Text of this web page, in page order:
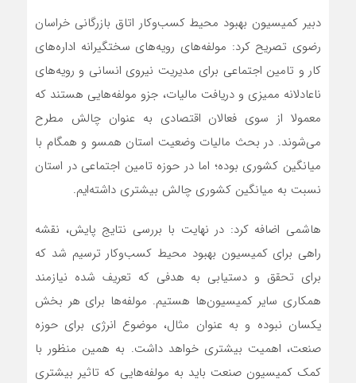
دبیر کمیسیون بهبود محیط کسب‌وکار اتاق بازرگانی خراسان
رضوی تصریح کرد: مولفه‌های رویه‌های سختگیرانه اداره‌های
کار و تامین اجتماعی برای مدیریت نیروی انسانی و رویه‌های
ناعادلانه ممیزی و دریافت مالیات، جزو مولفه‌هایی هستند که
معمولا از سوی فعالان اقتصادی به عنوان چالش مطرح
می‌شوند. در بحث مالیات وضعیت استان همسو و همگام با
میانگین کشوری بوده؛ اما در حوزه تامین اجتماعی در استان
نسبت به میانگین کشوری چالش بیشتری داشته‌ایم.
هاشمی اضافه کرد: در نهایت با بررسی نتایج پایش، نقشه
راهی برای کمیسیون بهبود محیط کسب‌وکار ترسیم شد که
برای تحقق و دستیابی به هدفی که تعریف شده نیازمند
همکاری سایر کمیسیون‌ها هستیم. مولفه‌ها برای هر بخش
یکسان نبوده و به عنوان مثال، موضوع انرژی برای حوزه
صنعت، اهمیت بیشتری خواهد داشت. به همین منظور با
کمک کمیسیون صنعت باید به مولفه‌هایی که تاثیر بیشتری